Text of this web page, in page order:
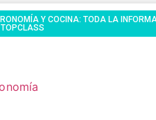
Y COCINA: TODA LA
TOPCLASS